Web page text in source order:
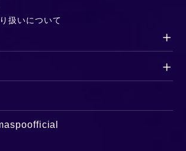
扱いについて